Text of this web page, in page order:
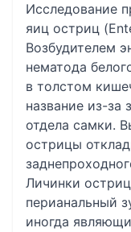
Исследование
яиц остриц
Возбудителем
нематода
в толстом
название из-за
отдела самки.
острицы
Личинки
перианальный
иногда